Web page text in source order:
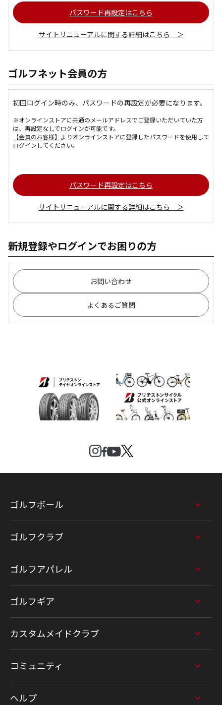
パスワード再設定はこちら
サイトリニューアルに関する詳細はこちら ＞
ゴルフネット会員の方
初回ログイン時のみ、パスワードの再設定が必要になります。
※オンラインストアに共通のメールアドレスでご登録いただいていた方
は、再設定なしでログインが可能です。
【会員のお客様】 よりオンラインストアに登録したパスワードを使用して
ログインしてください。
パスワード再設定はこちら
サイトリニューアルに関する詳細はこちら ＞
新規登録やログインでお困りの方
お問い合わせ
よくあるご質問
ゴルフボール
ゴルフクラブ
ゴルフアパレル
ゴルフギア
カスタムメイドクラブ
コミュニティ
ヘルプ